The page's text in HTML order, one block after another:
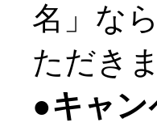
名」な
ただき
●キャン